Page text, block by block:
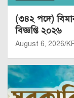
(৩৪২ পদে)
বিজ্ঞপ্তি ২০২৬
August 6, 2026